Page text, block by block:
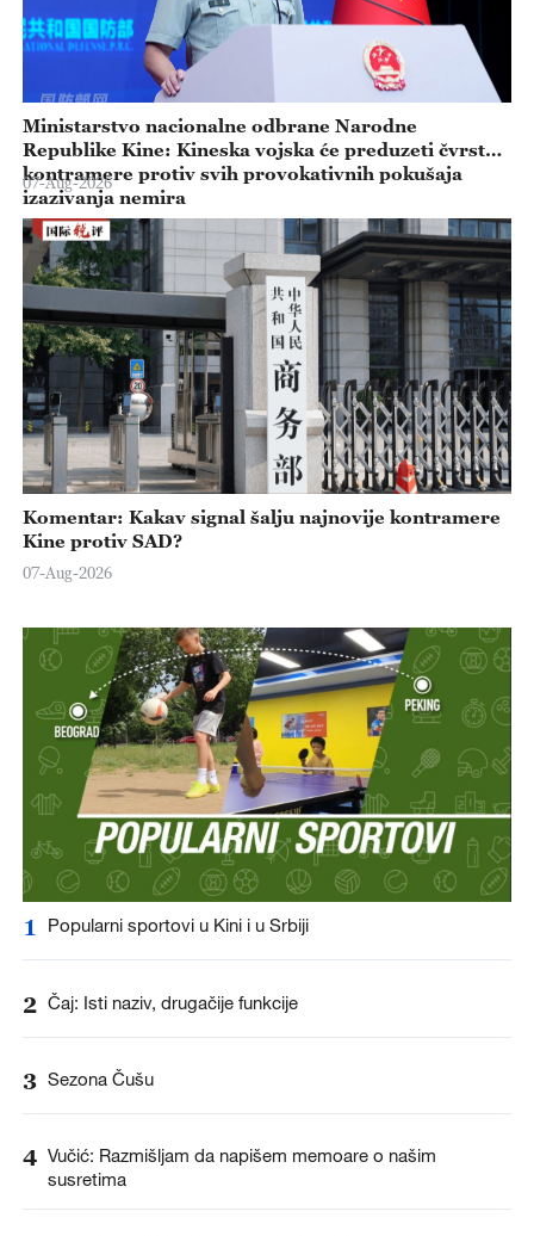
Ministarstvo nacionalne odbrane Narodne
Republike Kine: Kineska vojska će preduzeti čvrste
kontramere protiv svih provokativnih pokušaja
izazivanja nemira
07-Aug-2026
Komentar: Kakav signal šalju najnovije kontramere
Kine protiv SAD?
07-Aug-2026
1 Popularni sportovi u Kini i u Srbiji
2 Čaj: Isti naziv, drugačije funkcije
3 Sezona Čušu
4 Vučić: Razmišljam da napišem memoare o našim
susretima